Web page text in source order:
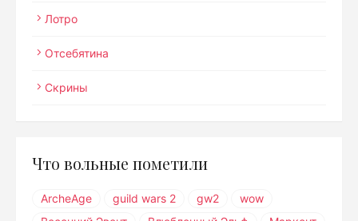
Лотро
Отсебятина
Скрины
Что вольные пометили
ArcheAge guild wars 2 gw2
wow